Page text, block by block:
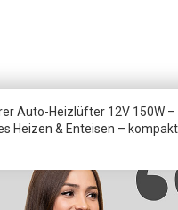
Auto-Heizlüfter 12V 150W –
Heizen & Enteisen –